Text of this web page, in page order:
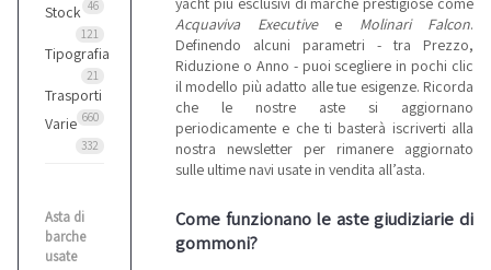
46
Stock
121
Tipografia
21
Trasporti
660
Varie
332
Asta di
barche
usate
Acquaviva Executivee Molinari Falcon.
Definendo alcuni parametri - tra Prezzo,
Riduzione o Anno - puoi scegliere in pochi clic
il modello più adatto alle tue esigenze. Ricorda
che le nostre aste si aggiornano
periodicamente e che ti basterà iscriverti alla
nostra newsletter per rimanere aggiornato
sulle ultime navi usate in vendita all’asta.
Come funzionano le aste giudiziarie di
gommoni?